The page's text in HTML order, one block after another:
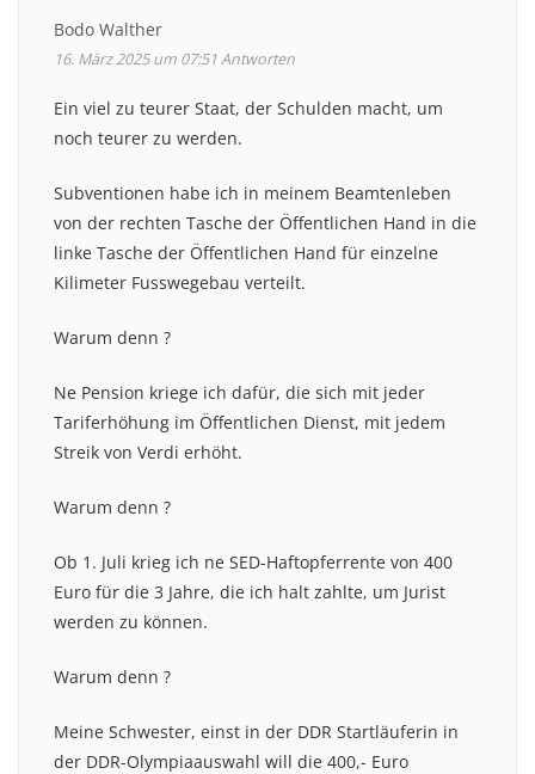
Bodo Walther
16. März 2025 um 07:51Antworten
Ein viel zu teurer Staat, der Schulden macht, um
noch teurer zu werden.
Subventionen habe ich in meinem Beamtenleben
von der rechten Tasche der Öffentlichen Hand in die
linke Tasche der Öffentlichen Hand für einzelne
Kilimeter Fusswegebau verteilt.
Warum denn ?
Ne Pension kriege ich dafür, die sich mit jeder
Tariferhöhung im Öffentlichen Dienst, mit jedem
Streik von Verdi erhöht.
Warum denn ?
Ob 1. Juli krieg ich ne SED-Haftopferrente von 400
Euro für die 3 Jahre, die ich halt zahlte, um Jurist
werden zu können.
Warum denn ?
Meine Schwester, einst in der DDR Startläuferin in
der DDR-Olympiaauswahl will die 400,- Euro